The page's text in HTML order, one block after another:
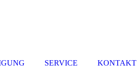
SERVICE KONTAKT